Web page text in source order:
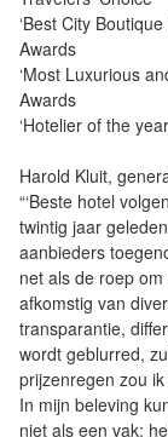
‘Best City
Awards
‘Most Luxurious
Awards
‘Hotelier of the
Harold Kluit,
“‘Beste hotel
twintig jaar
aanbieders
net als de roep
afkomstig van
transparantie,
wordt geblurred,
prijzenregen zou
In mijn beleving
niet als een vak;